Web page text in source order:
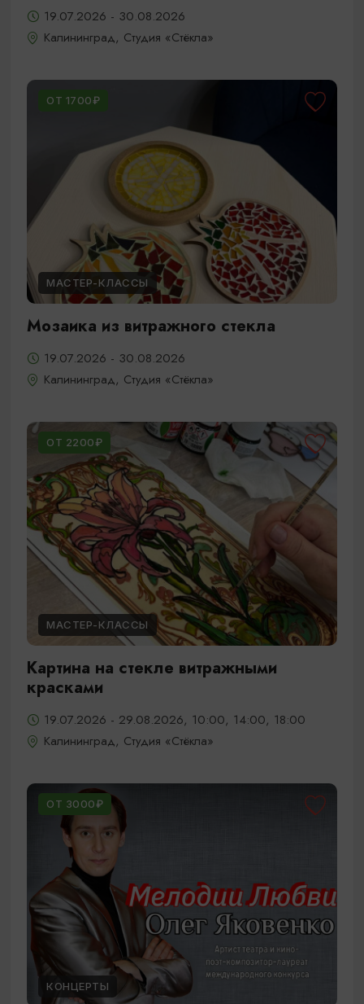
19.07.2026 - 30.08.2026
Калининград, Студия «Стёкла»
ОТ 1700₽
МАСТЕР-КЛАССЫ
Мозаика из витражного стекла
19.07.2026 - 30.08.2026
Калининград, Студия «Стёкла»
ОТ 2200₽
МАСТЕР-КЛАССЫ
Картина на стекле витражными
красками
19.07.2026 - 29.08.2026, 10:00, 14:00, 18:00
Калининград, Студия «Стёкла»
ОТ 3000₽
КОНЦЕРТЫ